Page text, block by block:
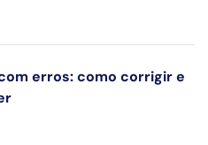
erros: como corrigir e